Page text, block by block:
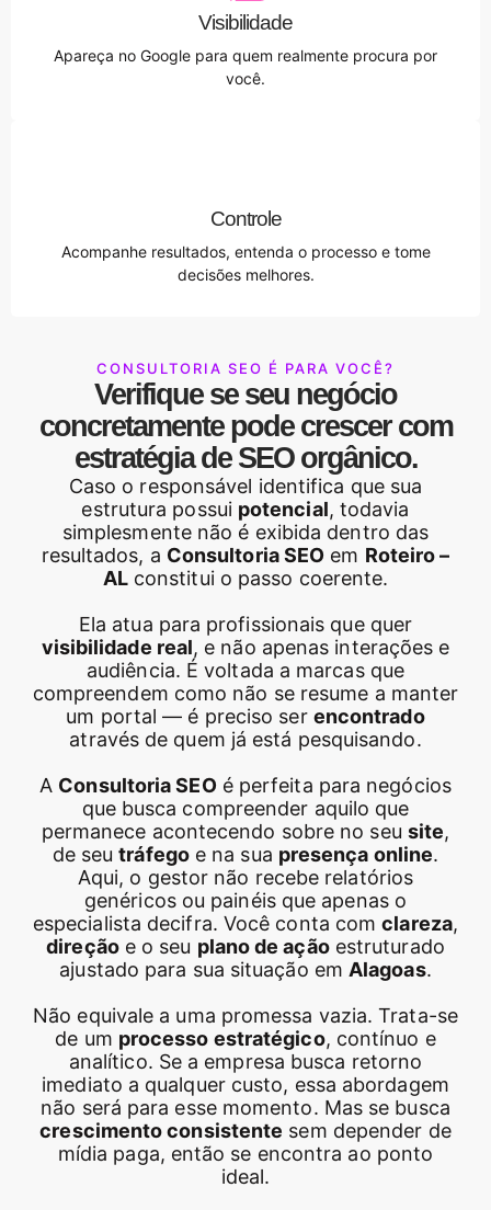
Visibilidade
Apareça no Google para quem realmente procura por
você.
Controle
Acompanhe resultados, entenda o processo e tome
decisões melhores.
CONSULTORIA SEO É PARA VOCÊ?
Verifique se seu negócio
concretamente pode crescer com
estratégia de SEO orgânico.
Caso o responsável identifica que sua
estrutura possui potencial, todavia
simplesmente não é exibida dentro das
resultados, a Consultoria SEO em Roteiro –
ALconstitui o passo coerente.
Ela atua para profissionais que quer
visibilidade real, e não apenas interações e
audiência. É voltada a marcas que
compreendem como não se resume a manter
um portal — é preciso ser encontrado
através de quem já está pesquisando.
A Consultoria SEOé perfeita para negócios
que busca compreender aquilo que
permanece acontecendo sobre no seu site,
de seutráfegoe na sua presença online.
Aqui, o gestor não recebe relatórios
genéricos ou painéis que apenas o
especialista decifra. Você conta comclareza,
direçãoe o seu plano de açãoestruturado
ajustado para sua situação em Alagoas.
Não equivale a uma promessa vazia. Trata-se
de um processo estratégico, contínuo e
analítico. Se a empresa busca retorno
imediato a qualquer custo, essa abordagem
não será para esse momento. Mas se busca
crescimento consistente sem depender de
mídia paga, então se encontra ao ponto
ideal.